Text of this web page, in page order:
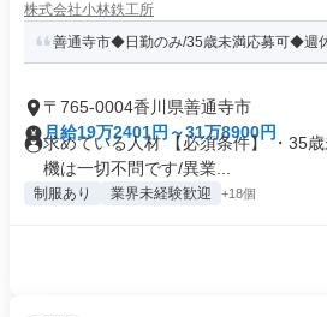
株式会社小林鉄工所
善通寺市◆日勤のみ/35歳未満応募可◆週
〒765-0004香川県善通寺市
月給19万2401円～31万8900円
求めている人材 【必須条件】 ・35
機は一切不問です/異業...
制服あり 業界未経験歓迎 +18個